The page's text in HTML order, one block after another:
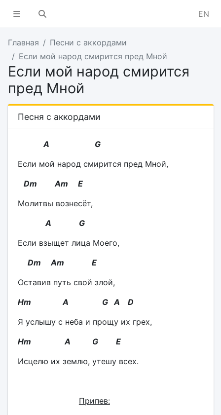
EN
Главная
Песни с аккордами
Если мой народ смирится пред Мной
Если мой народ смирится
пред Мной
Песня с аккордами
A G
Если мой народ смирится пред Мной,
Dm
Am
E
Молитвы вознесёт,
A G
Если взыщет лица Моего,
Dm Am E
Оставив путь свой злой,
Hm A G A D
Я услышу с неба и прощу их грех,
Hm A G E
Исцелю их землю, утешу всех.
Припев: